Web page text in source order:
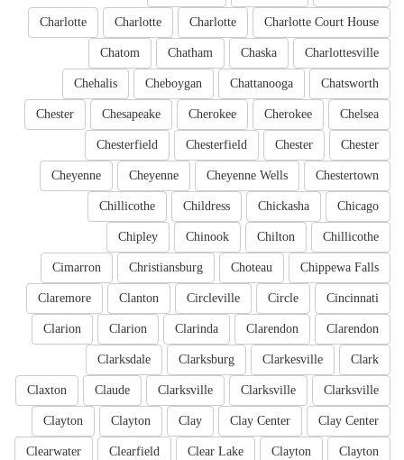
Charlotte Court House
Charlotte
Charlotte
Charlotte
Charlottesville
Chaska
Chatham
Chatom
Chatsworth
Chattanooga
Cheboygan
Chehalis
Chelsea
Cherokee
Cherokee
Chesapeake
Chester
Chester
Chester
Chesterfield
Chesterfield
Chestertown
Cheyenne Wells
Cheyenne
Cheyenne
Chicago
Chickasha
Childress
Chillicothe
Chillicothe
Chilton
Chinook
Chipley
Chippewa Falls
Choteau
Christiansburg
Cimarron
Cincinnati
Circle
Circleville
Clanton
Claremore
Clarendon
Clarendon
Clarinda
Clarion
Clarion
Clark
Clarkesville
Clarksburg
Clarksdale
Clarksville
Clarksville
Clarksville
Claude
Claxton
Clay Center
Clay Center
Clay
Clayton
Clayton
Clayton
Clayton
Clear Lake
Clearfield
Clearwater